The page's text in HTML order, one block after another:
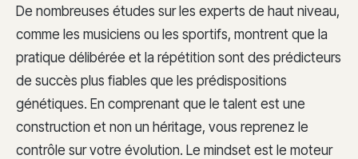
De nombreuses études sur les experts de haut niveau,
comme les musiciens ou les sportifs, montrent que la
pratique délibérée et la répétition sont des prédicteurs
de succès plus fiables que les prédispositions
génétiques. En comprenant que le talent est une
construction et non un héritage, vous reprenez le
contrôle sur votre évolution. Le mindset est le moteur